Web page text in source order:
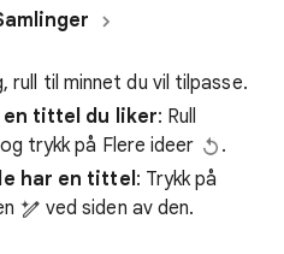
til minnet du vil tilpasse.
tittel du liker: Rull
trykk på Flere ideer
.
har en tittel: Trykk på
ved siden av den.